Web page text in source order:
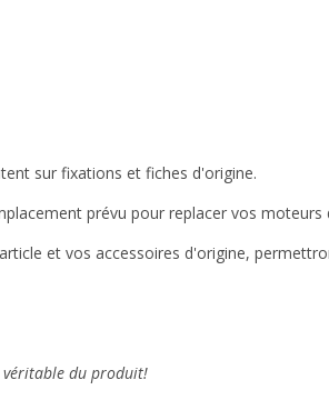
sur fixations et fiches d'origine.
prévu pour replacer vos moteurs
et vos accessoires d'origine,
du produit!